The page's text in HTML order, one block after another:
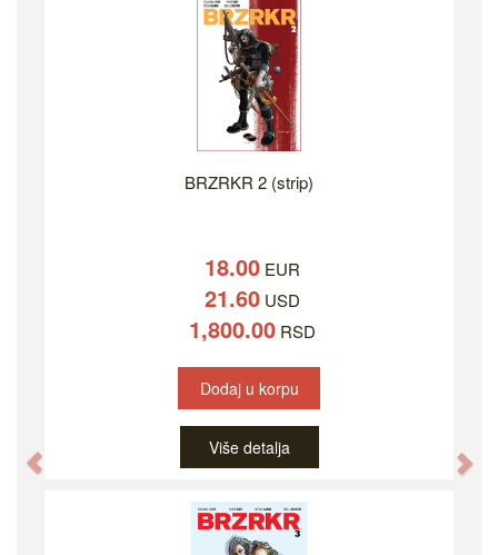
BRZRKR 2 (strip)
18.00EUR
21.60USD
1,800.00RSD
Dodaj u korpu
Više detalja